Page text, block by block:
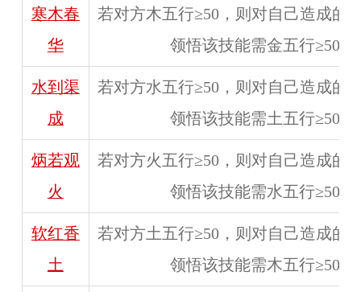
寒木春
华
若对方木五行≥50，则对自己造成的
领悟该技能需金五行≥50。
水到渠
成
若对方水五行≥50，则对自己造成的
领悟该技能需土五行≥50。
炳若观
火
若对方火五行≥50，则对自己造成的
领悟该技能需水五行≥50。
软红香
土
若对方土五行≥50，则对自己造成的
领悟该技能需木五行≥50。